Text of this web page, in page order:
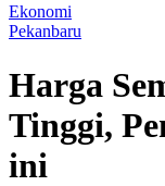
Ekonomi
Pekanbaru
Harga
Tinggi,
ini